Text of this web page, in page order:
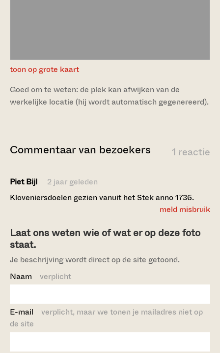
toon op grote kaart
Goed om te weten: de plek kan afwijken van de
werkelijke locatie (hij wordt automatisch gegenereerd).
1 reactie
Commentaar van bezoekers
Piet Bijl
2 jaar geleden
Kloveniersdoelen gezien vanuit het Stek anno 1736.
meld misbruik
Laat ons weten wie of wat er op deze foto
staat.
Je beschrijving wordt direct op de site getoond.
Naam verplicht
E-mail verplicht, maar we tonen je mailadres niet op
de site